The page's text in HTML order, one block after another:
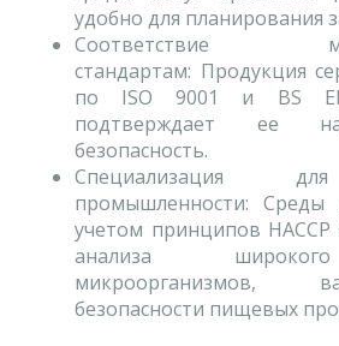
удобно для планирования
Соответствие
стандартам: Продукция
по ISO 9001 и BS
подтверждает ее
безопасность.
Специализация
промышленности: Среды
учетом принципов
анализа
микроорганизмов,
безопасности пищевых